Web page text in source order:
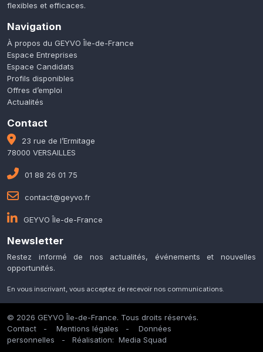
flexibles et efficaces.
Navigation
À propos du GEYVO Île-de-France
Espace Entreprises
Espace Candidats
Profils disponibles
Offres d’emploi
Actualités
Contact
23 rue de l’Ermitage
78000 VERSAILLES
01 88 26 01 75
contact@geyvo.fr
GEYVO Île-de-France
Newsletter
Restez informé de nos actualités, événements et nouvelles
opportunités.
En vous inscrivant, vous acceptez de recevoir nos communications.
© 2026 GEYVO Île-de-France. Tous droits réservés.
Contact - Mentions légales - Données
personnelles - Réalisation: Media Squad